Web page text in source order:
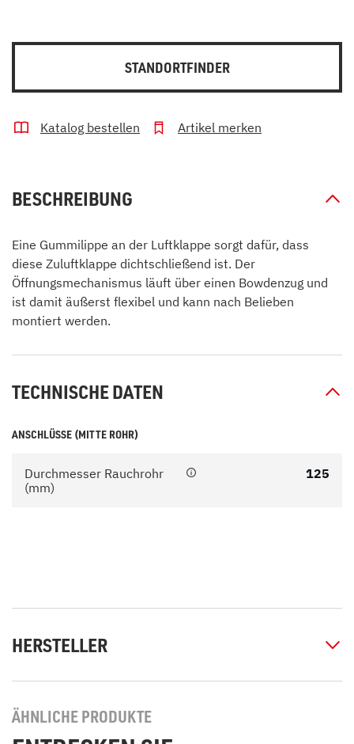
STANDORTFINDER
Katalog bestellen Artikel merken
BESCHREIBUNG
Eine Gummilippe an der Luftklappe sorgt dafür, dass
diese Zuluftklappe dichtschließend ist. Der
Öffnungsmechanismus läuft über einen Bowdenzug und
ist damit äußerst flexibel und kann nach Belieben
montiert werden.
TECHNISCHE DATEN
ANSCHLÜSSE (MITTE ROHR)
Durchmesser Rauchrohr
(mm)
125
HERSTELLER
ÄHNLICHE PRODUKTE